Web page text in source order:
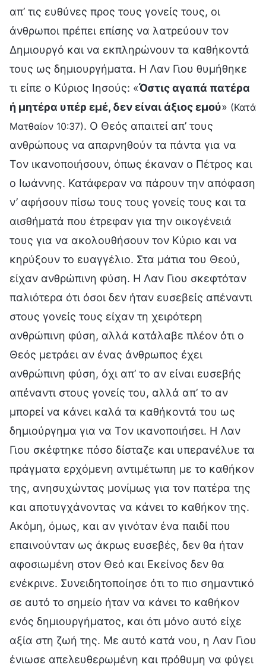
απ’ τις ευθύνες προς τους γονείς τους, οι
άνθρωποι πρέπει επίσης να λατρεύουν τον
Δημιουργό και να εκπληρώνουν τα καθήκοντά
τους ως δημιουργήματα. Η Λαν Γιου θυμήθηκε
τι είπε ο Κύριος Ιησούς: «Όστις αγαπά πατέρα
ή μητέρα υπέρ εμέ, δεν είναι άξιος εμού» (Κατά
Ματθαίον 10:37). Ο Θεός απαιτεί απ’ τους
ανθρώπους να απαρνηθούν τα πάντα για να
Τον ικανοποιήσουν, όπως έκαναν ο Πέτρος και
ο Ιωάννης. Κατάφεραν να πάρουν την απόφαση
ν’ αφήσουν πίσω τους τους γονείς τους και τα
αισθήματά που έτρεφαν για την οικογένειά
τους για να ακολουθήσουν τον Κύριο και να
κηρύξουν το ευαγγέλιο. Στα μάτια του Θεού,
είχαν ανθρώπινη φύση. Η Λαν Γιου σκεφτόταν
παλιότερα ότι όσοι δεν ήταν ευσεβείς απέναντι
στους γονείς τους είχαν τη χειρότερη
ανθρώπινη φύση, αλλά κατάλαβε πλέον ότι ο
Θεός μετράει αν ένας άνθρωπος έχει
ανθρώπινη φύση, όχι απ’ το αν είναι ευσεβής
απέναντι στους γονείς του, αλλά απ’ το αν
μπορεί να κάνει καλά τα καθήκοντά του ως
δημιούργημα για να Τον ικανοποιήσει. Η Λαν
Γιου σκέφτηκε πόσο δίσταζε και υπερανέλυε τα
πράγματα ερχόμενη αντιμέτωπη με το καθήκον
της, ανησυχώντας μονίμως για τον πατέρα της
και αποτυγχάνοντας να κάνει το καθήκον της.
Ακόμη, όμως, και αν γινόταν ένα παιδί που
επαινούνταν ως άκρως ευσεβές, δεν θα ήταν
αφοσιωμένη στον Θεό και Εκείνος δεν θα
ενέκρινε. Συνειδητοποίησε ότι το πιο σημαντικό
σε αυτό το σημείο ήταν να κάνει το καθήκον
ενός δημιουργήματος, και ότι μόνο αυτό είχε
αξία στη ζωή της. Με αυτό κατά νου, η Λαν Γιου
ένιωσε απελευθερωμένη και πρόθυμη να φύγει